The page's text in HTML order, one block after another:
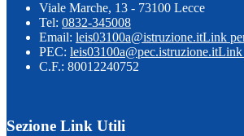
Viale Marche, 13 - 73100 Lecce
Tel: 0832-345008
Email: leis03100a@istruzione.itLink
PEC: leis03100a@pec.istruzione.itLink
C.F.: 80012240752
Sezione Link Utili